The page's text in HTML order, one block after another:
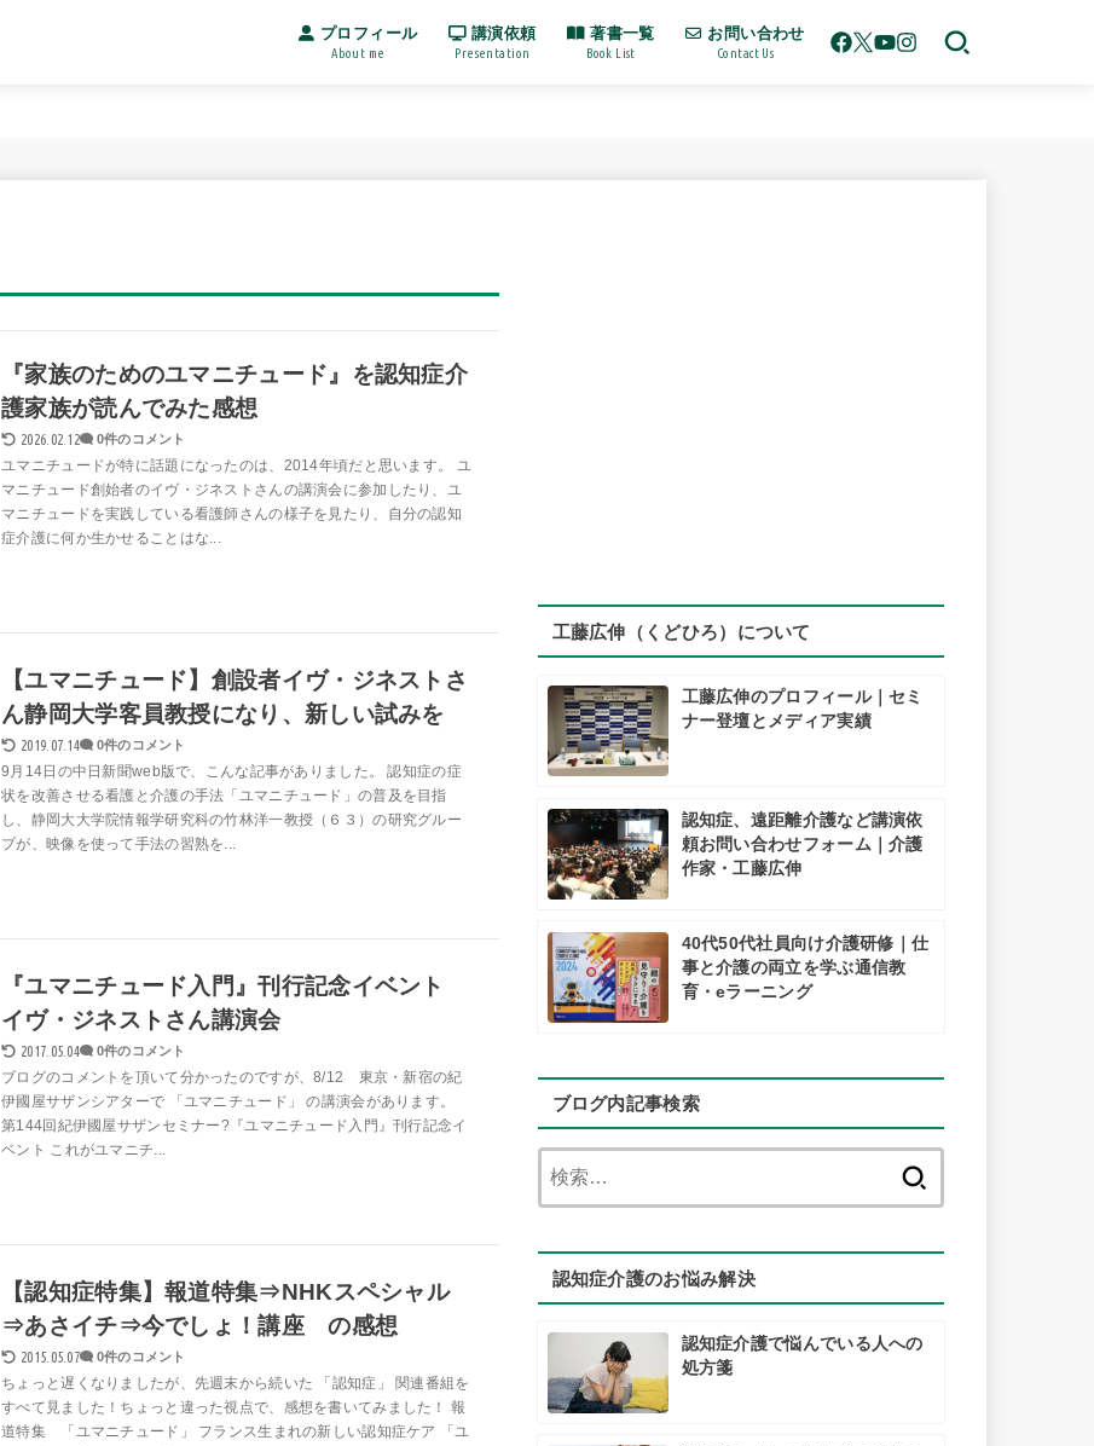
プロフィール
About me
講演依頼
Presentation
著書一覧
Book List
お問い合わせ
Contact Us
『家族のためのユマニチュード』を認知症介
護家族が読んでみた感想
2026.02.12
0件のコメント
ユマニチュードが特に話題になったのは、2014年頃だと思います。 ユ
マニチュード創始者のイヴ・ジネストさんの講演会に参加したり、ユ
マニチュードを実践している看護師さんの様子を見たり、自分の認知
症介護に何か生かせることはな...
【ユマニチュード】創設者イヴ・ジネストさ
ん静岡大学客員教授になり、新しい試みを
2019.07.14
0件のコメント
9月14日の中日新聞web版で、こんな記事がありました。 認知症の症
状を改善させる看護と介護の手法「ユマニチュード」の普及を目指
し、静岡大大学院情報学研究科の竹林洋一教授（６３）の研究グルー
プが、映像を使って手法の習熟を...
『ユマニチュード入門』刊行記念イベント
イヴ・ジネストさん講演会
2017.05.04
0件のコメント
ブログのコメントを頂いて分かったのですが、8/12 東京・新宿の紀
伊國屋サザンシアターで 「ユマニチュード」 の講演会があります。
第144回紀伊國屋サザンセミナー?『ユマニチュード入門』刊行記念イ
ベント これがユマニチ...
【認知症特集】報道特集⇒NHKスペシャル
⇒あさイチ⇒今でしょ！講座 の感想
2015.05.07
0件のコメント
ちょっと遅くなりましたが、先週末から続いた 「認知症」 関連番組を
すべて見ました！ちょっと違った視点で、感想を書いてみました！ 報
道特集 「ユマニチュード」 フランス生まれの新しい認知症ケア 「ユ
工藤広伸（くどひろ）について
工藤広伸のプロフィール｜セミ
ナー登壇とメディア実績
認知症、遠距離介護など講演依
頼お問い合わせフォーム｜介護
作家・工藤広伸
40代50代社員向け介護研修｜仕
事と介護の両立を学ぶ通信教
育・eラーニング
ブログ内記事検索
認知症介護のお悩み解決
認知症介護で悩んでいる人への
処方箋